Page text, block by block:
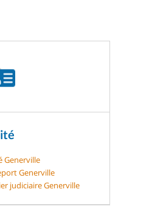
Generville
Generville
judiciaire Generville